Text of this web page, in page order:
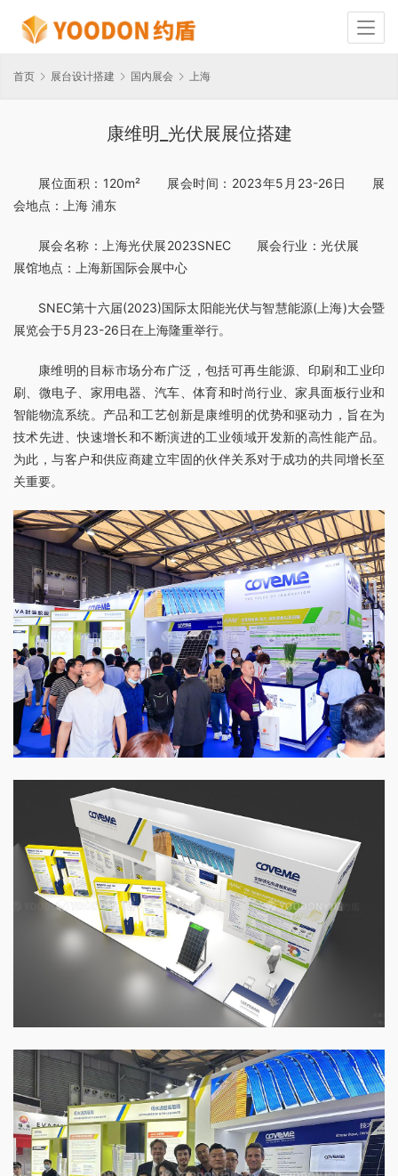
首页 展台设计搭建 国内展会 上海
康维明_光伏展展位搭建
展位面积：120m²　　展会时间：2023年5月23-26日　　展
会地点：上海 浦东
展会名称：上海光伏展2023SNEC　　展会行业：光伏展
展馆地点：上海新国际会展中心
SNEC第十六届(2023)国际太阳能光伏与智慧能源(上海)大会暨
展览会于5月23-26日在上海隆重举行。
康维明的目标市场分布广泛，包括可再生能源、印刷和工业印
刷、微电子、家用电器、汽车、体育和时尚行业、家具面板行业和
智能物流系统。产品和工艺创新是康维明的优势和驱动力，旨在为
技术先进、快速增长和不断演进的工业领域开发新的高性能产品。
为此，与客户和供应商建立牢固的伙伴关系对于成功的共同增长至
关重要。